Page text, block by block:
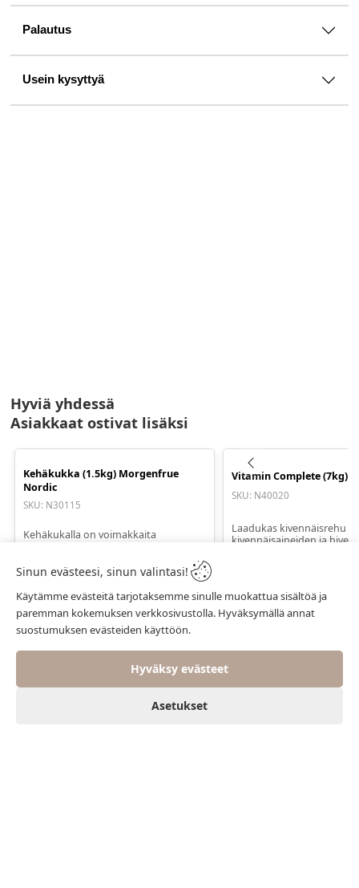
0
Palautus
Usein kysyttyä
Hyviä yhdessä
Asiakkaat ostivat lisäksi
Kehäkukka (1.5kg) Morgenfrue
Nordic
SKU: N30115
Kehäkukalla on voimakkaita
TEXT_PRICE_BLOCKED_COUNTRY
Valitse koko
Vitamin Complete (7kg)
SKU: N40020
Laadukas kivennäisrehu -
kivennäisaineiden ja
Sinun evästeesi, sinun valintasi!
Käytämme evästeitä tarjotaksemme sinulle muokattua sisältöä ja
paremman kokemuksen verkkosivustolla. Hyväksymällä annat
suostumuksen evästeiden käyttöön.
Hyväksy evästeet
Asetukset